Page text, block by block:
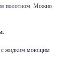
полотном. Можно
с жидким моющим